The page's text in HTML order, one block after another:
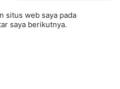
situs web saya pada
saya berikutnya.